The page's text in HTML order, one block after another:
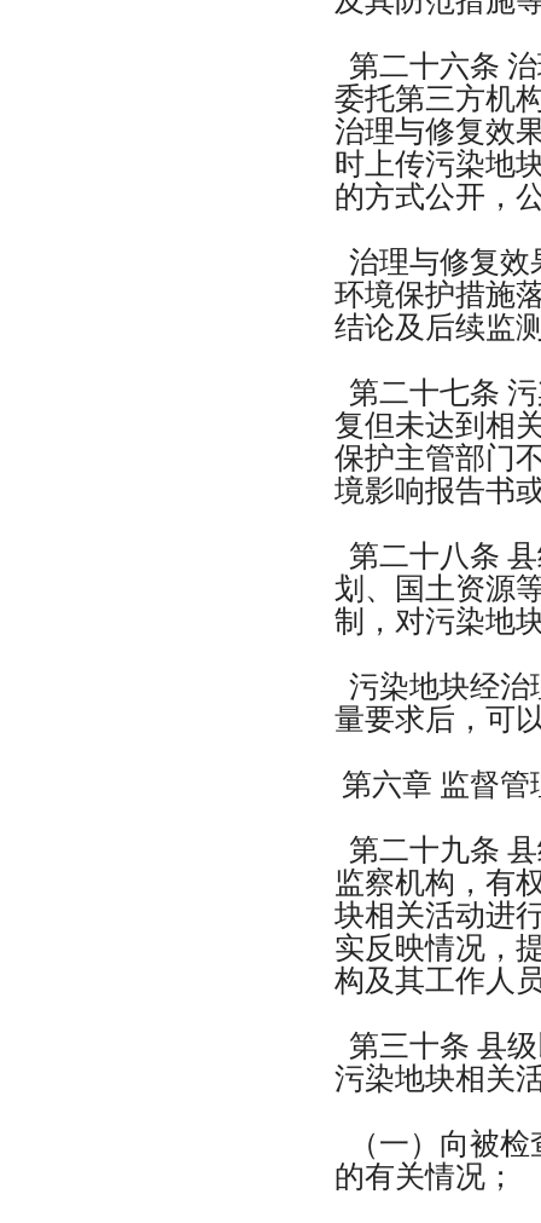
第二十六条
委托第三方机
治理与修复效
时上传污染地
的方式公开，
治理与修复效
环境保护措施
结论及后续监
第二十七条
复但未达到相
保护主管部门
境影响报告书
第二十八条
划、国土资源
制，对污染地
污染地块经治
量要求后，可
第六章 监督
第二十九条
监察机构，有
块相关活动进
实反映情况，
构及其工作人
第三十条 县
污染地块相关
（一）向被
的有关情况；